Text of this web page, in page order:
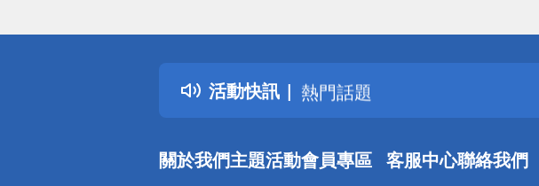
活動快訊
詐騙網頁！請小心！
得獎公告
熱門話題
銀行優惠
詐騙網頁！請小心！
關於我們主題活動會員專區 客服中心聯絡我們